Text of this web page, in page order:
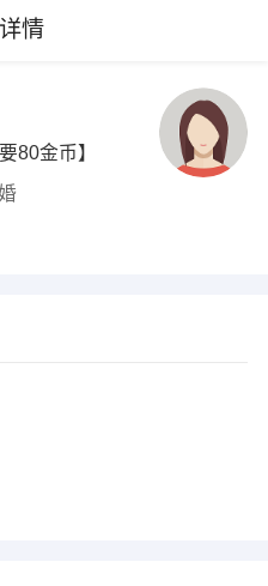
情
80金币】